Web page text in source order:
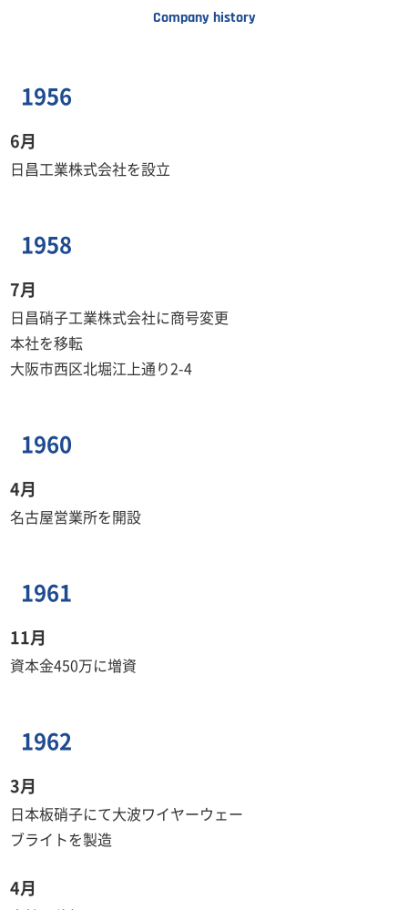
Company history
1956
6月
日昌工業株式会社を設立
1958
7月
日昌硝子工業株式会社に商号変更
本社を移転
大阪市西区北堀江上通り2-4
1960
4月
名古屋営業所を開設
1961
11月
資本金450万に増資
1962
3月
日本板硝子にて大波ワイヤーウェー
ブライトを製造
4月